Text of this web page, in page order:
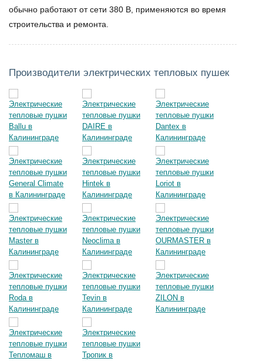
обычно работают от сети 380 В, применяются во время
строительства и ремонта.
Производители электрических тепловых пушек